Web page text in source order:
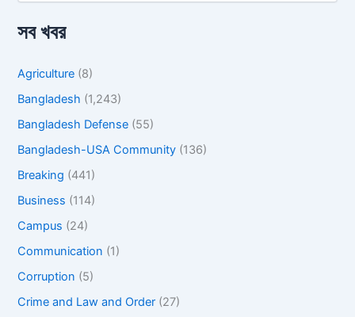
সব খবর
Agriculture (8)
Bangladesh (1,243)
Bangladesh Defense (55)
Bangladesh-USA Community (136)
Breaking (441)
Business (114)
Campus (24)
Communication (1)
Corruption (5)
Crime and Law and Order (27)